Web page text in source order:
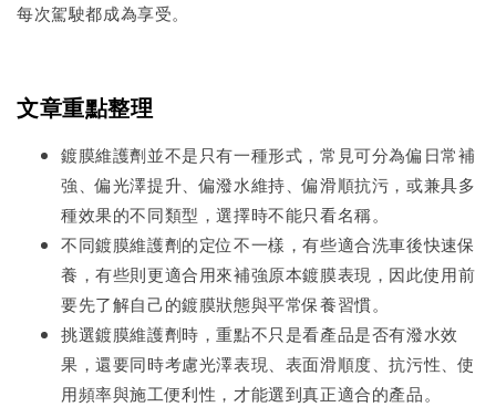
每次駕駛都成為享受。
文章重點整理
鍍膜維護劑並不是只有一種形式，常見可分為偏日常補
強、偏光澤提升、偏潑水維持、偏滑順抗污，或兼具多
種效果的不同類型，選擇時不能只看名稱。
不同鍍膜維護劑的定位不一樣，有些適合洗車後快速保
養，有些則更適合用來補強原本鍍膜表現，因此使用前
要先了解自己的鍍膜狀態與平常保養習慣。
挑選鍍膜維護劑時，重點不只是看產品是否有潑水效
果，還要同時考慮光澤表現、表面滑順度、抗污性、使
用頻率與施工便利性，才能選到真正適合的產品。